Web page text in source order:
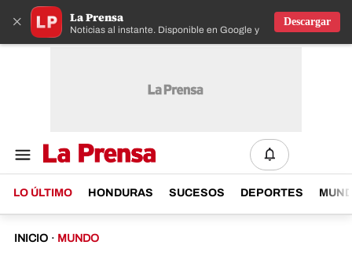
× La Prensa
Noticias al instante. Disponible en Google y IOS
Descargar
LO ÚLTIMO HONDURAS SUCESOS DEPORTES
INICIO · MUNDO